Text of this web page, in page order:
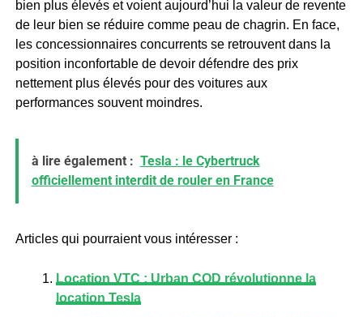
bien plus élevés et voient aujourd’hui la valeur de revente
de leur bien se réduire comme peau de chagrin. En face,
les concessionnaires concurrents se retrouvent dans la
position inconfortable de devoir défendre des prix
nettement plus élevés pour des voitures aux
performances souvent moindres.
à lire également : Tesla : le Cybertruck
officiellement interdit de rouler en France
Articles qui pourraient vous intéresser :
Location VTC : Urban COD révolutionne la
location Tesla